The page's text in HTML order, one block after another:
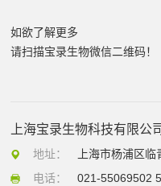
如欲了解更多
请扫描宝录生物微信二维码！
上海宝录生物科技有限公司
地址：
上海市杨浦区
电话：
021-55069502